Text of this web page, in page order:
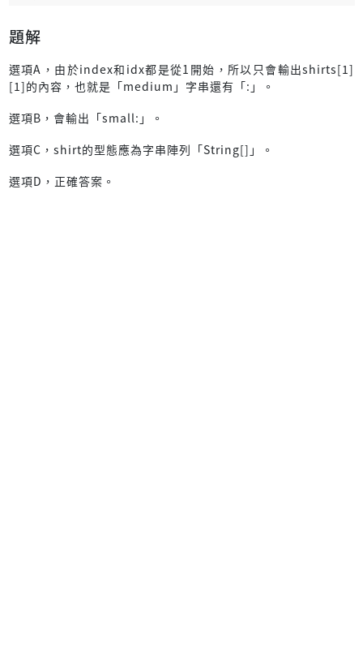
題解
選項A，由於index和idx都是從1開始，所以只會輸出shirts[1]
[1]的內容，也就是「medium」字串還有「:」。
選項B，會輸出「small:」。
選項C，shirt的型態應為字串陣列「String[]」。
選項D，正確答案。